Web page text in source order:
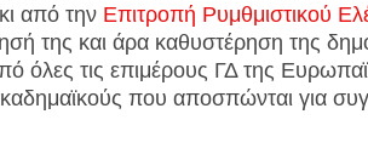
από την Επιτροπή Ρυμθμιστικού
της και άρα καθυστέρηση της
όλες τις επιμέρους ΓΔ της
που αποσπώνται για